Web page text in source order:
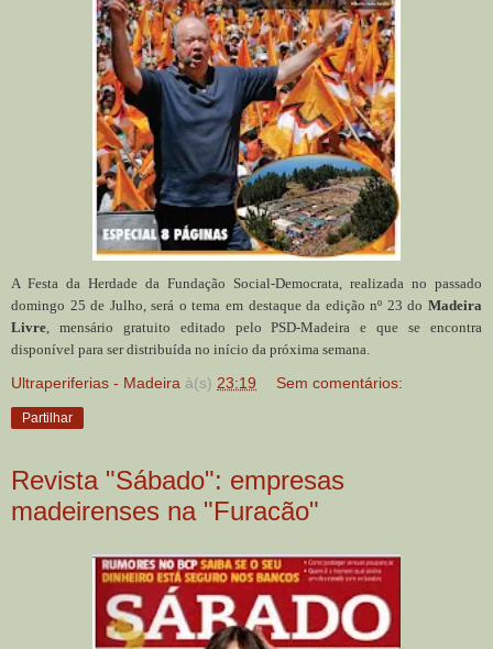
A Festa da Herdade da Fundação Social-Democrata, realizada no passado
domingo 25 de Julho, será o tema em destaque da edição nº 23 do Madeira
Livre , mensário gratuito editado pelo PSD-Madeira e que se encontra
disponível para ser distribuída no início da próxima semana.
Ultraperiferias - Madeira à(s) 23:19 Sem comentários:
Partilhar
Revista "Sábado": empresas
madeirenses na "Furacão"